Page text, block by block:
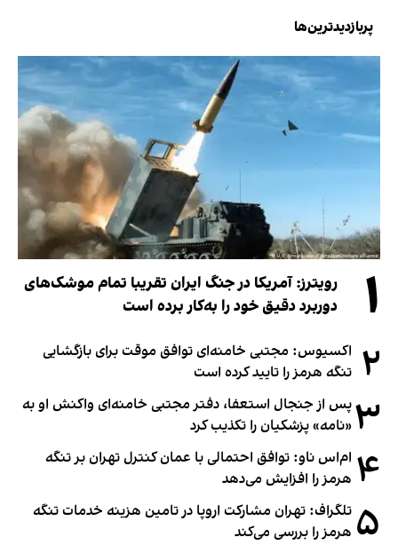
پربازدیدترین‌ها
۱
رویترز: آمریکا در جنگ ایران تقریبا تمام موشک‌های
دوربرد دقیق خود را به‌کار برده است
۲ اکسیوس: مجتبی خامنه‌ای توافق موقت برای بازگشایی
تنگه هرمز را تایید کرده است
۳پس از جنجال استعفا، دفتر مجتبی خامنه‌ای واکنش او به
«نامه» پزشکیان را تکذیب کرد
۴ ام‌اس ناو: توافق احتمالی با عمان کنترل تهران بر تنگه
هرمز را افزایش می‌دهد
۵ تلگراف: تهران مشارکت اروپا در تامین هزینه خدمات تنگه
هرمز را بررسی می‌کند